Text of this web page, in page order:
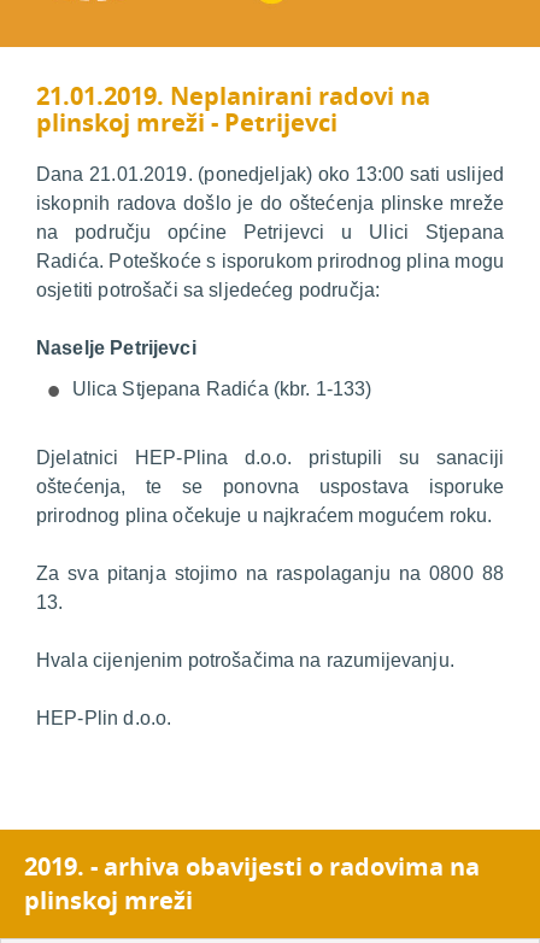
21.01.2019. Neplanirani radovi na
plinskoj mreži - Petrijevci
Dana 21.01.2019. (ponedjeljak) oko 13:00 sati uslijed
iskopnih radova došlo je do oštećenja plinske mreže
na području općine Petrijevci u Ulici Stjepana
Radića. Poteškoće s isporukom prirodnog plina mogu
osjetiti potrošači sa sljedećeg područja:
Naselje Petrijevci
Ulica Stjepana Radića (kbr. 1-133)
Djelatnici HEP-Plina d.o.o. pristupili su sanaciji
oštećenja, te se ponovna uspostava isporuke
prirodnog plina očekuje u najkraćem mogućem roku.
Za sva pitanja stojimo na raspolaganju na 0800 88
13.
Hvala cijenjenim potrošačima na razumijevanju.
HEP-Plin d.o.o.
2019. - arhiva obavijesti o radovima na
plinskoj mreži